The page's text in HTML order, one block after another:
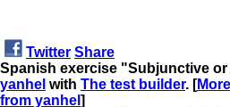
Twitter Share
Spanish exercise "Subjunctive
yanhel with The test builder. [
from yanhel ]